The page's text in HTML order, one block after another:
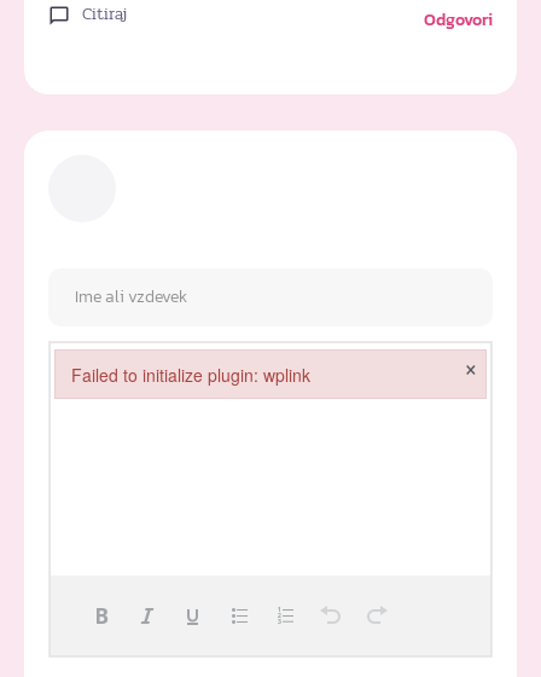
Citiraj Odgovori
Failed to initialize plugin: wplink ×
Failed to initialize plugin: wplink